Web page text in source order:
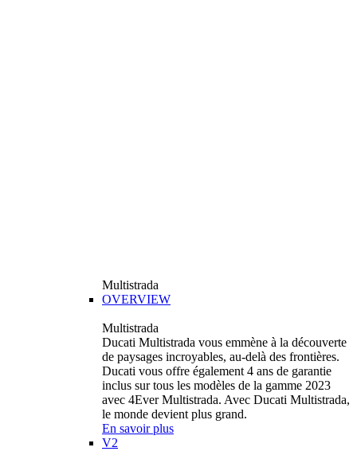
Multistrada
OVERVIEW
Multistrada
Ducati Multistrada vous emmène à la découverte
de paysages incroyables, au-delà des frontières.
Ducati vous offre également 4 ans de garantie
inclus sur tous les modèles de la gamme 2023
avec 4Ever Multistrada. Avec Ducati Multistrada,
le monde devient plus grand.
En savoir plus
V2